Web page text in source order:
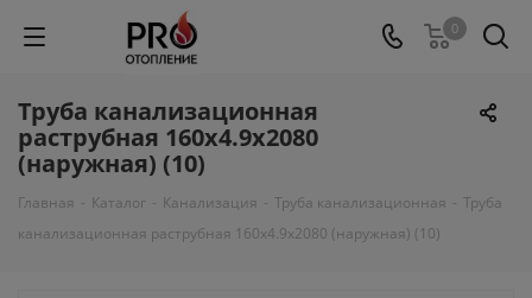
0
Труба канализационная
раструбная 160х4.9х2080
(наружная) (10)
Главная - Каталог - Канализация - Труба канализационная - Труба
канализационная раструбная 160х4.9х2080 (наружная) (10)